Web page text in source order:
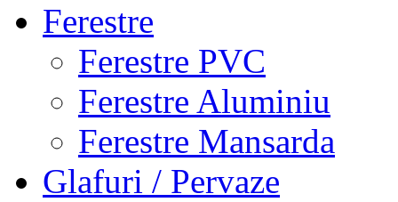
Ferestre
Ferestre PVC
Ferestre Aluminiu
Ferestre Mansarda
Glafuri / Pervaze